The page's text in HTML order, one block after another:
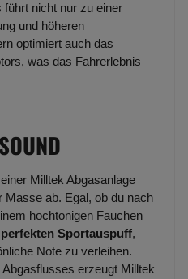
nicht nur zu einer
und höheren
optimiert auch das
was das Fahrerlebnis
Milltek Abgasanlage
Masse ab. Egal, ob du nach
hochtonigen Fauchen
Sportauspuff,
Note zu verleihen.
erzeugt Milltek